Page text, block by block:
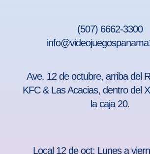
(507) 6662-3300
Ave. 12 de octubre, arriba del
KFC & Las Acacias, dentro del
la caja 20.
Local 12 de oct: Lunes a